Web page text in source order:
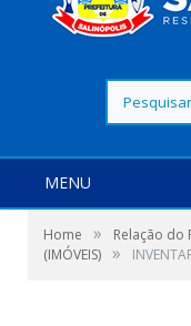
por:
MENU
Home »
Relação do
(IMÓVEIS) »